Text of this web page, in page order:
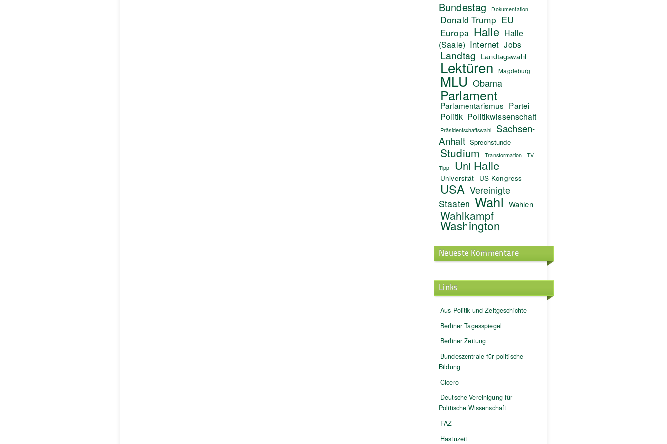
Bundestag
Dokumentation
Donald Trump EU
Europa Halle Halle
(Saale) Internet Jobs
Landtag Landtagswahl
Lektüren Magdeburg
MLU Obama
Parlament
Parlamentarismus Partei
Politik Politikwissenschaft
Präsidentschaftswahl
Sachsen-
Anhalt Sprechstunde
Studium Transformation
TV-
Tipp
Uni Halle
Universität US-Kongress
USA Vereinigte
Staaten Wahl Wahlen
Wahlkampf
Washington
Neueste Kommentare
Links
Aus Politik und Zeitgeschichte
Berliner Tagesspiegel
Berliner Zeitung
Bundeszentrale für politische
Bildung
Cicero
Deutsche Vereinigung für
Politische Wissenschaft
FAZ
Hastuzeit